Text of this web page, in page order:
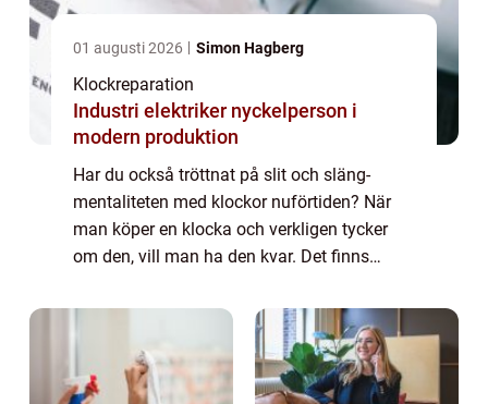
01 augusti 2026 Simon Hagberg
Klockreparation
Industri elektriker nyckelperson i
modern produktion
Har du också tröttnat på slit och släng-
mentaliteten med klockor nuförtiden? När
man köper en klocka och verkligen tycker
om den, vill man ha den kvar. Det finns
sedan fö...